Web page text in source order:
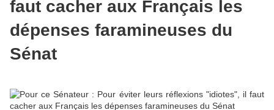
faut cacher aux Français les
dépenses faramineuses du
Sénat